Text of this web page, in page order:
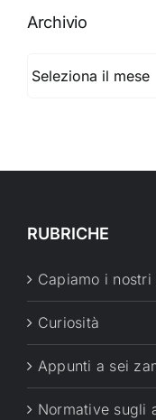
Archivio
RUBRICHE
Capiamo i
Curiosità
Appunti a sei
Normative sugli